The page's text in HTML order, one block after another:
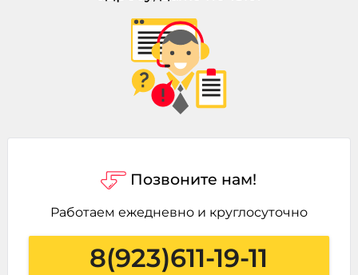
Позвоните нам!
Работаем ежедневно и круглосуточно
8(923)611-19-11